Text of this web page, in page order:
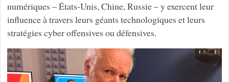
numériques – États-Unis, Chine, Russie – y exercent leur
influence à travers leurs géants technologiques et leurs
stratégies cyber offensives ou défensives.